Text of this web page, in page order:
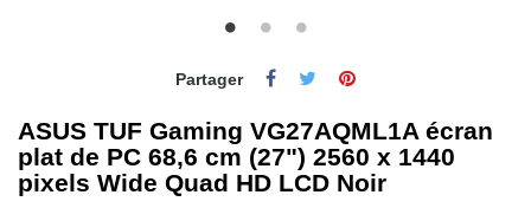
Partager
ASUS TUF Gaming VG27AQML1A écran
plat de PC 68,6 cm (27") 2560 x 1440
pixels Wide Quad HD LCD Noir